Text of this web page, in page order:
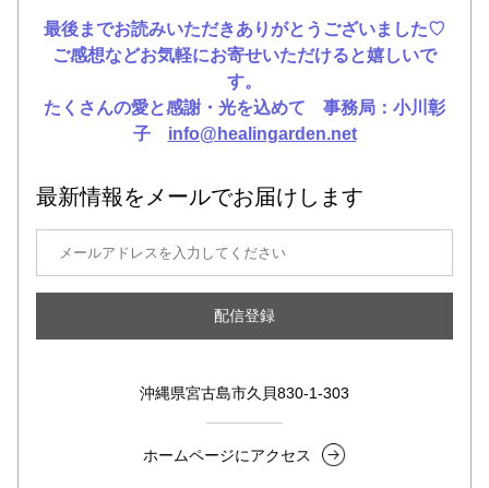
最後までお読みいただきありがとうございました♡
ご感想などお気軽にお寄せいただけると嬉しいで
す。
たくさんの愛と感謝・光を込めて　事務局：小川彰
子 info@healingarden.net
最新情報をメールでお届けします
配信登録
沖縄県宮古島市久貝830-1-303
ホームページにアクセス